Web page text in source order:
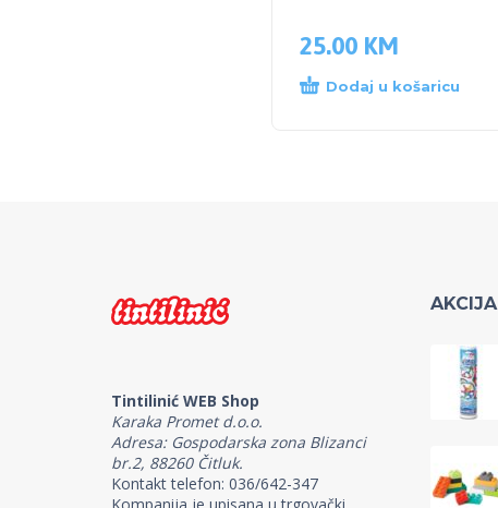
25.00 KM
Dodaj u košaricu
Tintilinić WEB Shop
Karaka Promet d.o.o.
Adresa: Gospodarska zona Blizanci
br.2, 88260 Čitluk.
Kontakt telefon: 036/642-347
AKCIJA